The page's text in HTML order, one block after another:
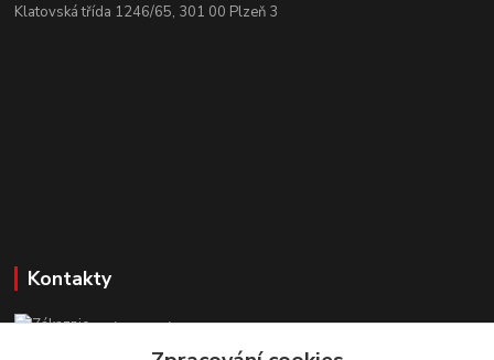
Klatovská třída 1246/65, 301 00 Plzeň 3
Kontakty
Zákaznická podpora StuhyLevně.cz
+420 725 618 353